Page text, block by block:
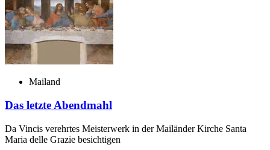
Mailand
Das letzte Abendmahl
Da Vincis verehrtes Meisterwerk in der Mailänder Kirche Santa
Maria delle Grazie besichtigen